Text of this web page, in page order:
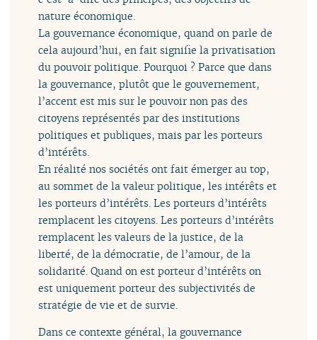
nature économique.
La gouvernance économique, quand on parle de
cela aujourd’hui, en fait signifie la privatisation
du pouvoir politique. Pourquoi ? Parce que dans
la gouvernance, plutôt que le gouvernement,
l’accent est mis sur le pouvoir non pas des
citoyens représentés par des institutions
politiques et publiques, mais par les porteurs
d’intérêts.
En réalité nos sociétés ont fait émerger au top,
au sommet de la valeur politique, les intérêts et
les porteurs d’intérêts. Les porteurs d’intérêts
remplacent les citoyens. Les porteurs d’intérêts
remplacent les valeurs de la justice, de la
liberté, de la démocratie, de l’amour, de la
solidarité. Quand on est porteur d’intérêts on
est uniquement porteur des subjectivités de
stratégie de vie et de survie.
Dans ce contexte général, la gouvernance